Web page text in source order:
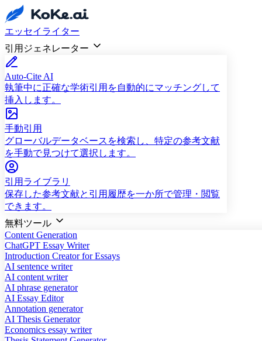
エッセイライター
引用ジェネレーター
Auto-Cite AI
執筆中に正確な学術引用を自動的にマッチングして
挿入します。
手動引用
グローバルデータベースを検索し、特定の参考文献
を手動で見つけて選択します。
引用ライブラリ
保存した参考文献と引用履歴を一か所で管理・閲覧
できます。
無料ツール
Content Generation
ChatGPT Essay Writer
Introduction Creator for Essays
AI sentence writer
AI content writer
AI phrase generator
AI Essay Editor
Annotation generator
AI Thesis Generator
Economics essay writer